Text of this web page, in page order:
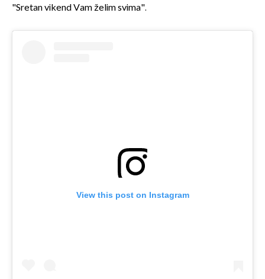
"Sretan vikend Vam želim svima".
View this post on Instagram